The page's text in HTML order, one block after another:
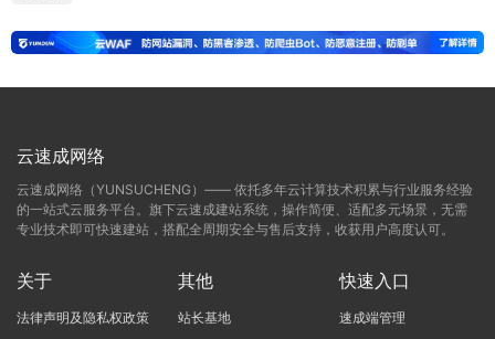
云速成网络
云速成网络（YUNSUCHENG）—— 依托多年云计算技术积累与行业服务经验
的一站式云服务平台。旗下云速成建站系统，操作简便、适配多元场景，无需
专业技术即可快速建站，搭配全周期安全与售后支持，收获用户高度认可。
关于
法律声明及隐私权政策
其他
站长基地
快速入口
速成端管理